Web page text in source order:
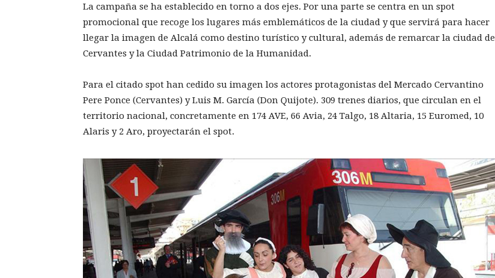
La campaña se ha establecido en torno a dos ejes. Por una parte se centra en un spot
promocional que recoge los lugares más emblemáticos de la ciudad y que servirá para hacer
llegar la imagen de Alcalá como destino turístico y cultural, además de remarcar la ciudad de
Cervantes y la Ciudad Patrimonio de la Humanidad.
Para el citado spot han cedido su imagen los actores protagonistas del Mercado Cervantino
Pere Ponce (Cervantes) y Luis M. García (Don Quijote). 309 trenes diarios, que circulan en el
territorio nacional, concretamente en 174 AVE, 66 Avia, 24 Talgo, 18 Altaria, 15 Euromed, 10
Alaris y 2 Aro, proyectarán el spot.